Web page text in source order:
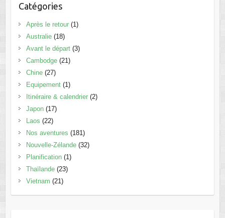
Catégories
Après le retour(1)
Australie(18)
Avant le départ(3)
Cambodge(21)
Chine(27)
Equipement(1)
Itinéraire & calendrier(2)
Japon(17)
Laos (22)
Nos aventures (181)
Nouvelle-Zélande(32)
Planification(1)
Thaïlande(23)
Vietnam (21)